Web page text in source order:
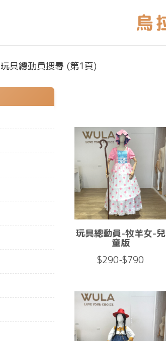
玩具總動員搜尋 (第1頁)
玩具總動員-牧羊女-兒
童版
$290-$790